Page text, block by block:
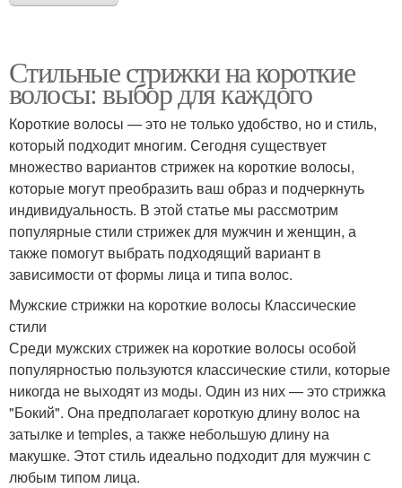
Стильные стрижки на короткие
волосы: выбор для каждого
Короткие волосы — это не только удобство, но и стиль,
который подходит многим. Сегодня существует
множество вариантов стрижек на короткие волосы,
которые могут преобразить ваш образ и подчеркнуть
индивидуальность. В этой статье мы рассмотрим
популярные стили стрижек для мужчин и женщин, а
также помогут выбрать подходящий вариант в
зависимости от формы лица и типа волос.
Мужские стрижки на короткие волосы Классические
стили
Среди мужских стрижек на короткие волосы особой
популярностью пользуются классические стили, которые
никогда не выходят из моды. Один из них — это стрижка
"Бокий". Она предполагает короткую длину волос на
затылке и temples, а также небольшую длину на
макушке. Этот стиль идеально подходит для мужчин с
любым типом лица.